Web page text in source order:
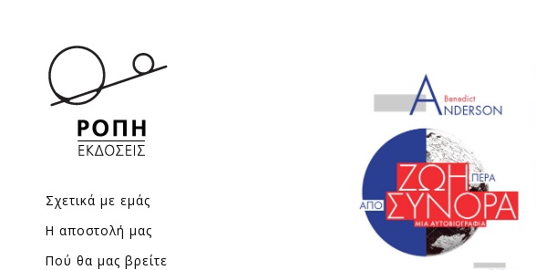
Σχετικά με εμάς
Η αποστολή μας
Πού θα μας βρείτε